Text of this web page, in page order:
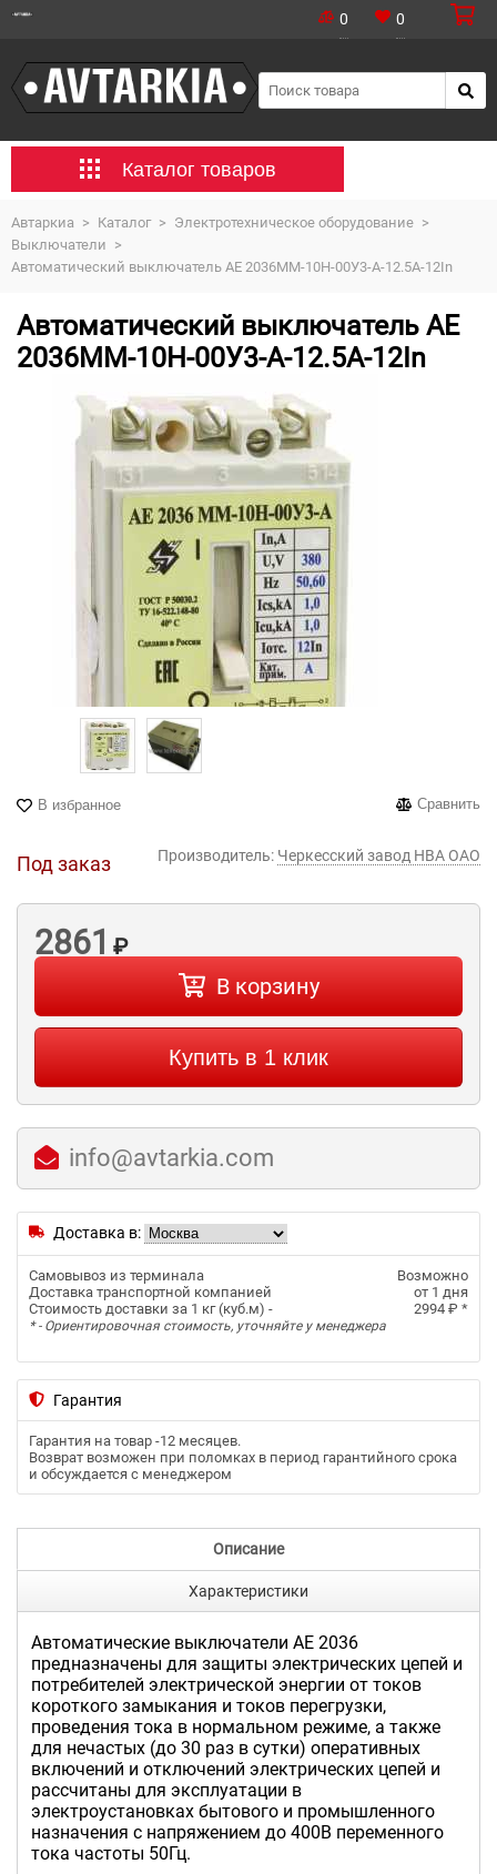
0 0
Каталог товаров
Автаркиа > Каталог > Электротехническое оборудование >
Выключатели >
Автоматический выключатель AE 2036ММ-10Н-00У3-А-12.5А-12In
Автоматический выключатель AE
2036ММ-10Н-00У3-А-12.5А-12In
В избранное Сравнить
Под заказ Производитель: Черкесский завод НВА ОАО
2861 ₽
В корзину
Купить в 1 клик
info@avtarkia.com
Доставка в:
Самовывоз из терминала
Возможно
Доставка транспортной компанией
от 1 дня
Стоимость доставки за 1 кг (куб.м) -
2994 ₽ *
* - Ориентировочная стоимость, уточняйте у менеджера
Гарантия
Гарантия на товар -12 месяцев.
Возврат возможен при поломках в период гарантийного срока
и обсуждается с менеджером
Описание
Характеристики
Автоматические выключатели АЕ 2036
предназначены для защиты электрических цепей и
потребителей электрической энергии от токов
короткого замыкания и токов перегрузки,
проведения тока в нормальном режиме, а также
для нечастых (до 30 раз в сутки) оперативных
включений и отключений электрических цепей и
рассчитаны для эксплуатации в
электроустановках бытового и промышленного
назначения с напряжением до 400В переменного
тока частоты 50Гц.